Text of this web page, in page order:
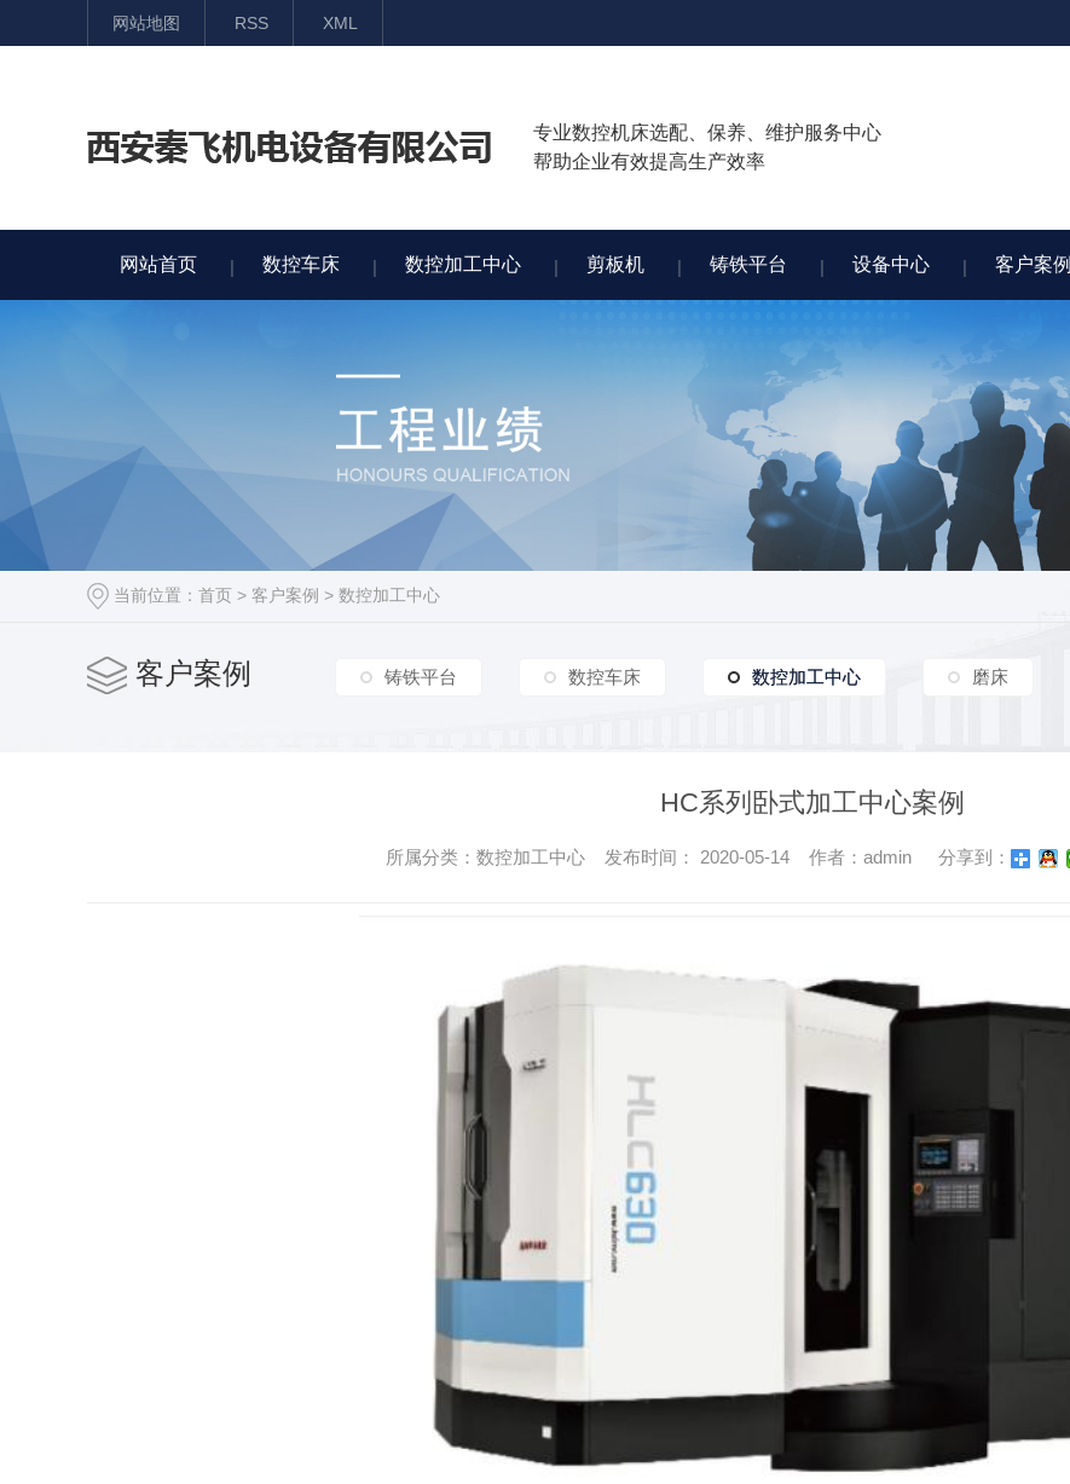
网站地图 RSS XML
专业数控机床选配、保养、维护服务中心
帮助企业有效提高生产效率
网站首页 数控车床 数控加工中心 剪板机 铸铁平台 设备中心 客户案例
当前位置： 首页 > 客户案例 > 数控加工中心
客户案例 铸铁平台 数控车床 数控加工中心
数控加工中心 磨床
HC系列卧式加工中心案例
所属分类：数控加工中心 发布时间： 2020-05-14 作者：admin 分享到：